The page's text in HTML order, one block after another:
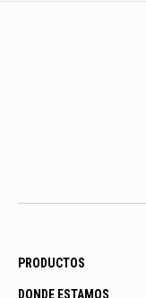
PRODUCTOS
DONDE ESTAMOS